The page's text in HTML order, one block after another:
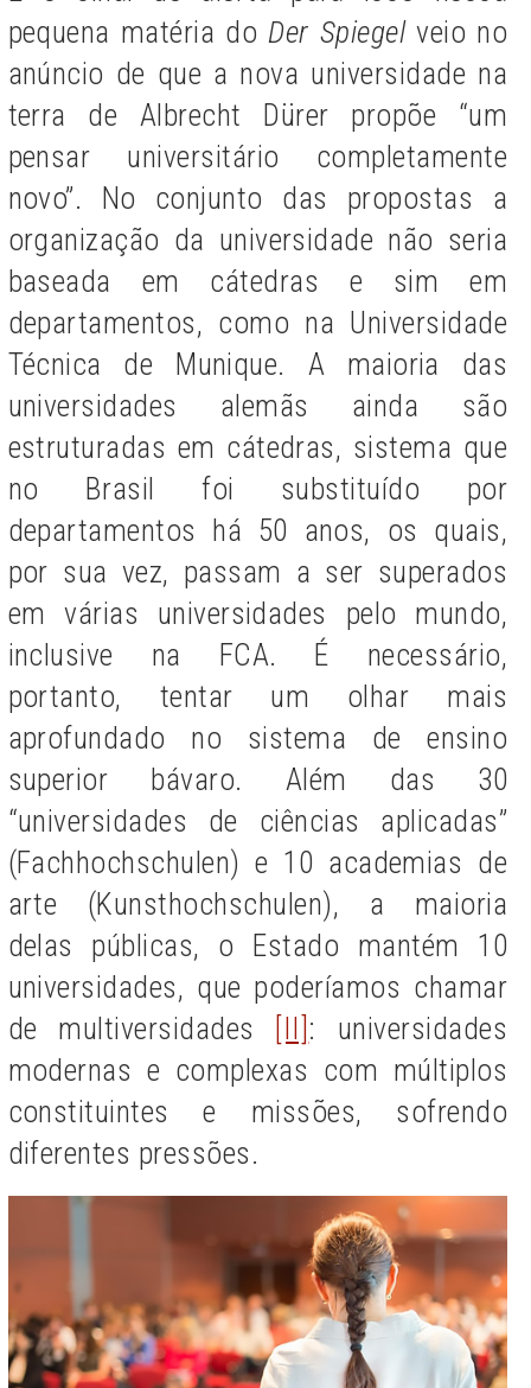
pequena matéria do Der Spiegelveio no
anúncio de que a nova universidade na
terra de Albrecht Dürer propõe “um
pensar universitário completamente
novo”. No conjunto das propostas a
organização da universidade não seria
baseada em cátedras e sim em
departamentos, como na Universidade
Técnica de Munique. A maioria das
universidades alemãs ainda são
estruturadas em cátedras, sistema que
no Brasil foi substituído por
departamentos há 50 anos, os quais,
por sua vez, passam a ser superados
em várias universidades pelo mundo,
inclusive na FCA. É necessário,
portanto, tentar um olhar mais
aprofundado no sistema de ensino
superior bávaro. Além das 30
“universidades de ciências aplicadas”
(Fachhochschulen) e 10 academias de
arte (Kunsthochschulen), a maioria
delas públicas, o Estado mantém 10
universidades, que poderíamos chamar
de multiversidades [II]: universidades
modernas e complexas com múltiplos
constituintes e missões, sofrendo
diferentes pressões.